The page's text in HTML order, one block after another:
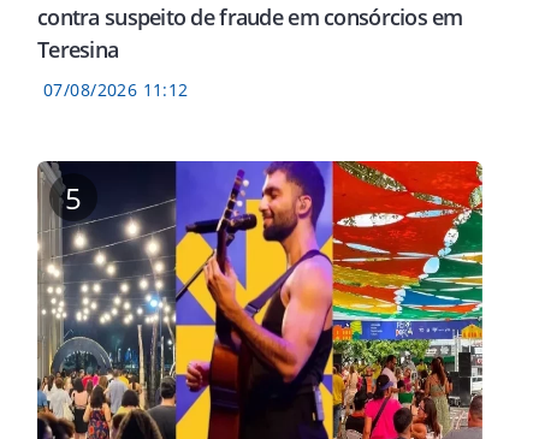
contra suspeito de fraude em consórcios em
Teresina
07/08/2026 11:12
5